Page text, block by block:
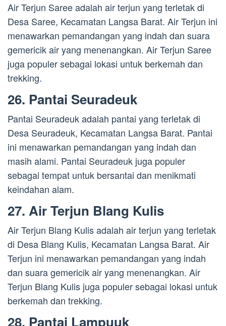
Air Terjun Saree adalah air terjun yang terletak di
Desa Saree, Kecamatan Langsa Barat. Air Terjun ini
menawarkan pemandangan yang indah dan suara
gemericik air yang menenangkan. Air Terjun Saree
juga populer sebagai lokasi untuk berkemah dan
trekking.
26. Pantai Seuradeuk
Pantai Seuradeuk adalah pantai yang terletak di
Desa Seuradeuk, Kecamatan Langsa Barat. Pantai
ini menawarkan pemandangan yang indah dan
masih alami. Pantai Seuradeuk juga populer
sebagai tempat untuk bersantai dan menikmati
keindahan alam.
27. Air Terjun Blang Kulis
Air Terjun Blang Kulis adalah air terjun yang terletak
di Desa Blang Kulis, Kecamatan Langsa Barat. Air
Terjun ini menawarkan pemandangan yang indah
dan suara gemericik air yang menenangkan. Air
Terjun Blang Kulis juga populer sebagai lokasi untuk
berkemah dan trekking.
28. Pantai Lampuuk